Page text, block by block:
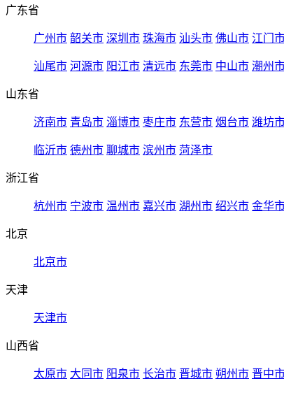
广东省
广州市 韶关市 深圳市 珠海市 汕头市 佛山市 江门
汕尾市 河源市 阳江市 清远市 东莞市 中山市 潮州
山东省
济南市 青岛市 淄博市 枣庄市 东营市 烟台市 潍坊
临沂市 德州市 聊城市 滨州市 菏泽市
浙江省
杭州市 宁波市 温州市 嘉兴市 湖州市 绍兴市 金华
北京
北京市
天津
天津市
山西省
太原市 大同市 阳泉市 长治市 晋城市 朔州市 晋中